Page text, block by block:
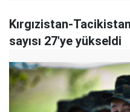
Kırgızistan-
sayısı 27'ye yükseldi